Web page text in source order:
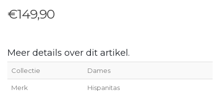
€149,90
Meer details over dit artikel.
Collectie Dames
Merk Hispanitas